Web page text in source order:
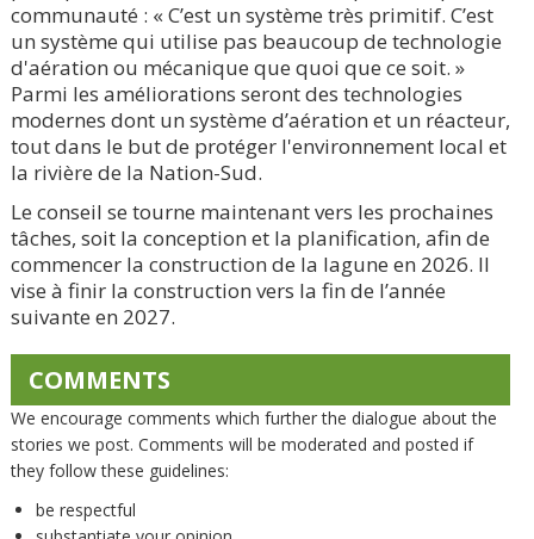
communauté : « C’est un système très primitif. C’est
un système qui utilise pas beaucoup de technologie
d'aération ou mécanique que quoi que ce soit. »
Parmi les améliorations seront des technologies
modernes dont un système d’aération et un réacteur,
tout dans le but de protéger l'environnement local et
la rivière de la Nation-Sud.
Le conseil se tourne maintenant vers les prochaines
tâches, soit la conception et la planification, afin de
commencer la construction de la lagune en 2026. Il
vise à finir la construction vers la fin de l’année
suivante en 2027.
COMMENTS
We encourage comments which further the dialogue about the
stories we post. Comments will be moderated and posted if
they follow these guidelines:
be respectful